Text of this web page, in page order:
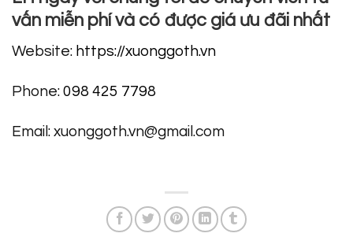
vấn miễn phí và có được giá ưu đãi nhất
Website: https://xuonggoth.vn
Phone: 098 425 7798
Email: xuonggoth.vn@gmail.com